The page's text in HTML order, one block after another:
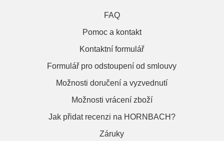
FAQ
Pomoc a kontakt
Kontaktní formulář
Formulář pro odstoupení od smlouvy
Možnosti doručení a vyzvednutí
Možnosti vrácení zboží
Jak přidat recenzi na HORNBACH?
Záruky